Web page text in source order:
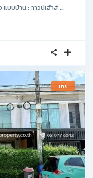
บบบ้าน : ทาวน์เฮ้าส์ ...
ขาย